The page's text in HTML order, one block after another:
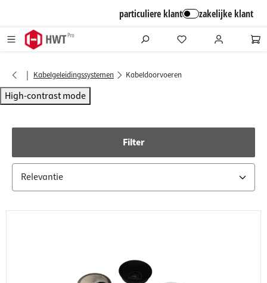
particuliere klant zakelijke klant
| Kabelgeleidingssystemen Kabeldoorvoeren
High-contrast mode
Filter